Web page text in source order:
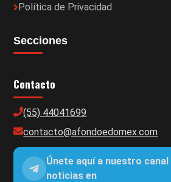
Política de Privacidad
Secciones
Contacto
(55) 44041699
contacto@afondoedomex.com
Únete aquí a nuestro
noticias en